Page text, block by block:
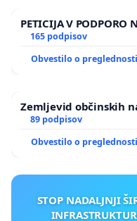
PETICIJA V PODPORO
165 podpisov
Obvestilo o preglednosti
Zemljevid občinskih
89 podpisov
Obvestilo o preglednosti
STOP NADALJNJI